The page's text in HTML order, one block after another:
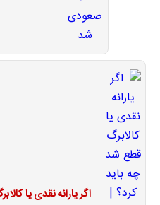
اگر یارانه نقدی یا